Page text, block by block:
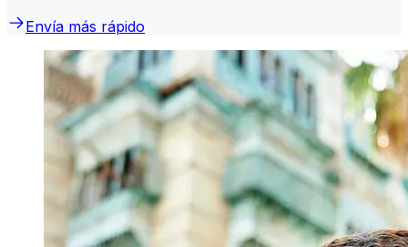
Envía más rápido